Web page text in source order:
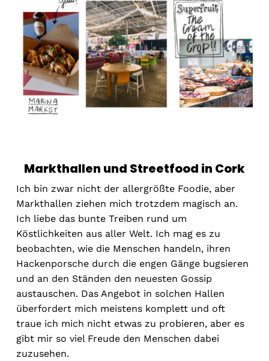
Markthallen und Streetfood in Cork
Ich bin zwar nicht der allergrößte Foodie, aber
Markthallen ziehen mich trotzdem magisch an.
Ich liebe das bunte Treiben rund um
Köstlichkeiten aus aller Welt. Ich mag es zu
beobachten, wie die Menschen handeln, ihren
Hackenporsche durch die engen Gänge bugsieren
und an den Ständen den neuesten Gossip
austauschen. Das Angebot in solchen Hallen
überfordert mich meistens komplett und oft
traue ich mich nicht etwas zu probieren, aber es
gibt mir so viel Freude den Menschen dabei
zuzusehen.